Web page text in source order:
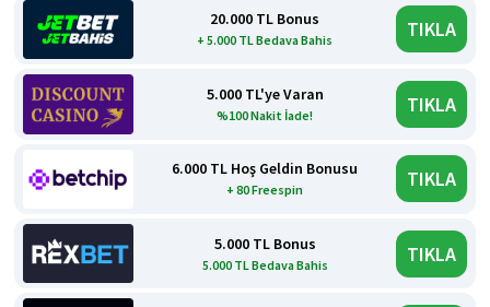
20.000 TL Bonus
+ 5.000 TL Bedava Bahis TIKLA
5.000 TL'ye Varan
%100 Nakit İade! TIKLA
6.000 TL Hoş Geldin Bonusu
+ 80 Freespin TIKLA
5.000 TL Bonus
5.000 TL Bedava Bahis TIKLA